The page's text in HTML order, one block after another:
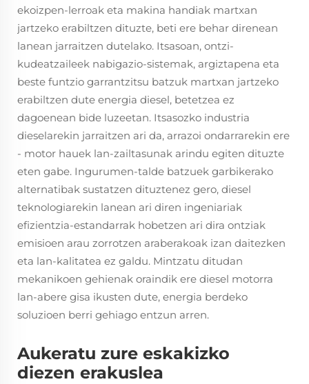
ekoizpen-lerroak eta makina handiak martxan
jartzeko erabiltzen dituzte, beti ere behar direnean
lanean jarraitzen dutelako. Itsasoan, ontzi-
kudeatzaileek nabigazio-sistemak, argiztapena eta
beste funtzio garrantzitsu batzuk martxan jartzeko
erabiltzen dute energia diesel, betetzea ez
dagoenean bide luzeetan. Itsasozko industria
dieselarekin jarraitzen ari da, arrazoi ondarrarekin ere
- motor hauek lan-zailtasunak arindu egiten dituzte
eten gabe. Ingurumen-talde batzuek garbikerako
alternatibak sustatzen dituztenez gero, diesel
teknologiarekin lanean ari diren ingeniariak
efizientzia-estandarrak hobetzen ari dira ontziak
emisioen arau zorrotzen araberakoak izan daitezken
eta lan-kalitatea ez galdu. Mintzatu ditudan
mekanikoen gehienak oraindik ere diesel motorra
lan-abere gisa ikusten dute, energia berdeko
soluzioen berri gehiago entzun arren.
Aukeratu zure eskakizko
diezen erakuslea